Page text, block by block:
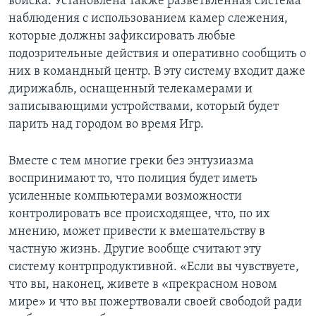
наблюдения с использованием камер слежения,
которые должны зафиксировать любые
подозрительные действия и оперативно сообщить о
них в командный центр. В эту систему входит даже
дирижабль, оснащенный телекамерами и
записывающими устройствами, который будет
парить над городом во время Игр.
Вместе с тем многие греки без энтузиазма
воспринимают то, что полиция будет иметь
усиленные компьютерами возможности
контролировать все происходящее, что, по их
мнению, может привести к вмешательству в
частную жизнь. Другие вообще считают эту
систему контрпродуктивной. «Если вы чувствуете,
что вы, наконец, живете в «прекрасном новом
мире» и что вы пожертвовали своей свободой ради